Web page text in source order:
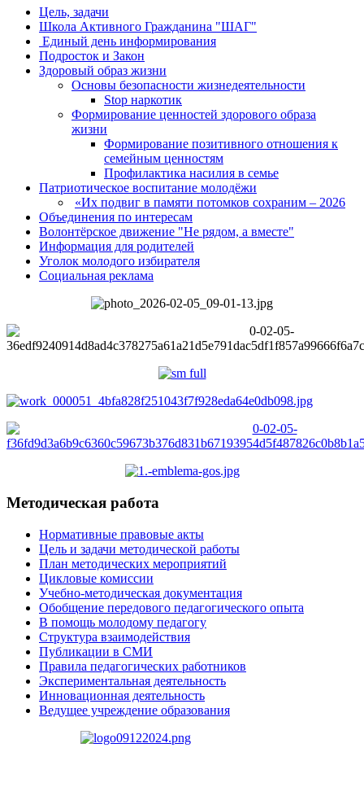
Цель, задачи
Школа Активного Гражданина "ШАГ"
Единый день информирования
Подросток и Закон
Здоровый образ жизни
Основы безопасности жизнедеятельности
Stop наркотик
Формирование ценностей здорового образа
жизни
Формирование позитивного отношения к
семейным ценностям
Профилактика насилия в семье
Патриотическое воспитание молодёжи
«Их подвиг в памяти потомков сохраним – 2026
Объединения по интересам
Волонтёрское движение "Не рядом, а вместе"
Информация для родителей
Уголок молодого избирателя
Социальная реклама
Методическая работа
Нормативные правовые акты
Цель и задачи методической работы
План методических мероприятий
Цикловые комиссии
Учебно-методическая документация
Обобщение передового педагогического опыта
В помощь молодому педагогу
Структура взаимодействия
Публикации в СМИ
Правила педагогических работников
Экспериментальная деятельность
Инновационная деятельность
Ведущее учреждение образования